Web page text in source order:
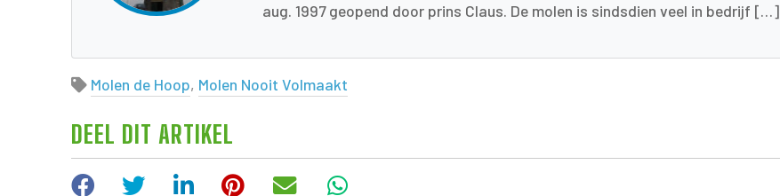
aug. 1997 geopend door prins Claus. De molen is sindsdien veel in bedrijf […]
Molen de Hoop, Molen Nooit Volmaakt
DEEL DIT ARTIKEL
FacebookTwitterLinkedInPinterest
E-mailWhatsApp